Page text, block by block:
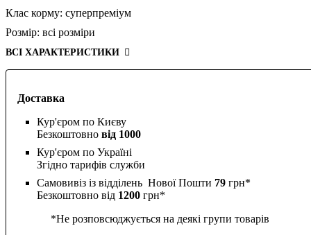
Доставка
Кур'єром по Києву
Безкоштовно від 1000
Кур'єром по Україні
Згідно тарифів служби
Самовивіз із відділень Нової Пошти 79 грн*
Безкоштовно від 1200 грн*
*Не розповсюджується на деякі групи товарів
Клас корму: суперпреміум
Розмір: всі розміри
ВСІ ХАРАКТЕРИСТИКИ